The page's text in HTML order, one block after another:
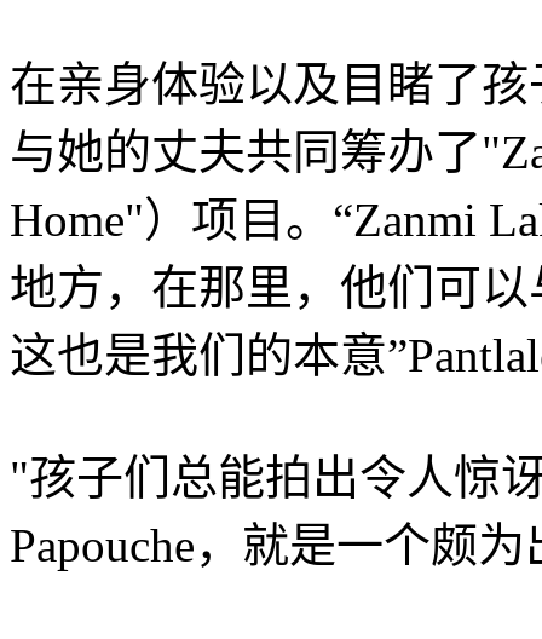
在亲身体验以及目睹了孩
与她的丈夫共同筹办了
Home"）项目。“Zanmi
地方，在那里，他们可
这也是我们的本意
"孩子们总能拍出令人惊
Papouche，就是一个颇